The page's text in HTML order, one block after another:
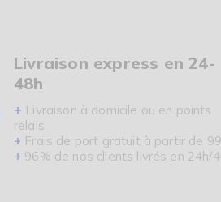
Livraison express en 24-
48h
+ Livraison à domicile ou en points
relais
+ Frais de port gratuit à partir de
+ 96% de nos clients livrés en 24h/